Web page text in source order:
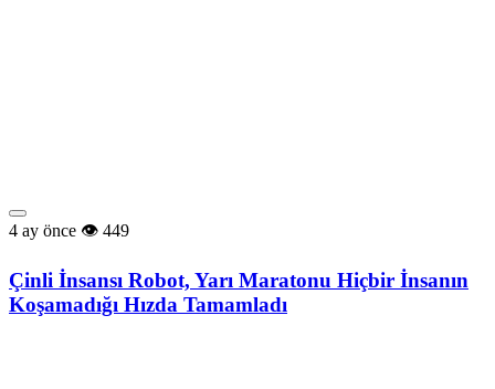
4 ay önce 449
Çinli İnsansı Robot, Yarı Maratonu Hiçbir İnsanın
Koşamadığı Hızda Tamamladı